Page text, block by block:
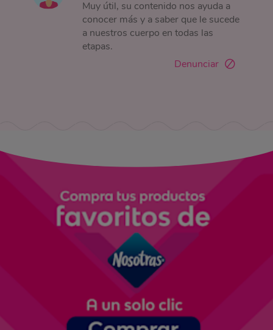
Muy útil, su contenido nos ayuda a
conocer más y a saber que le sucede
a nuestros cuerpo en todas las
etapas.
Denunciar